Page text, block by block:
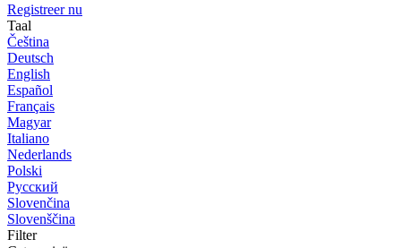
Registreer nu
Taal
Čeština
Deutsch
English
Español
Français
Magyar
Italiano
Nederlands
Polski
Русский
Slovenčina
Slovenščina
Filter